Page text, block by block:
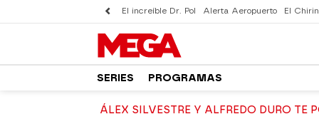
El increíble Dr. Pol Alerta Aeropuerto El
SERIES PROGRAMAS
ÁLEX SILVESTRE Y ALFREDO DURO TE